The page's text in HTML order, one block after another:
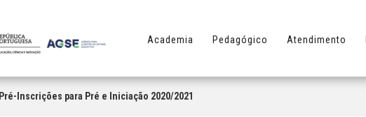
Academia Pedagógico Atendimento
Pré-Inscrições para Pré e Iniciação 2020/2021